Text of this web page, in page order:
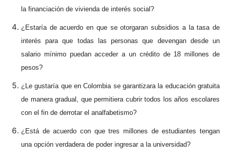
la financiación de vivienda de interés social?
¿Estaría de acuerdo en que se otorgaran subsidios a la tasa de
interés para que todas las personas que devengan desde un
salario mínimo puedan acceder a un crédito de 18 millones de
pesos?
¿Le gustaría que en Colombia se garantizara la educación gratuita
de manera gradual, que permitiera cubrir todos los años escolares
con el fin de derrotar el analfabetismo?
¿Está de acuerdo con que tres millones de estudiantes tengan
una opción verdadera de poder ingresar a la universidad?